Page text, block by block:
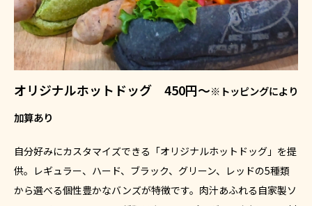
オリジナルホットドッグ 450円～※トッピングにより
加算あり
自分好みにカスタマイズできる「オリジナルホットドッグ」を提
供。レギュラー、ハード、ブラック、グリーン、レッドの5種類
から選べる個性豊かなバンズが特徴です。肉汁あふれる自家製ソ